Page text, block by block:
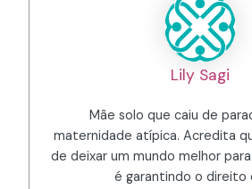
Lily Sagi
Mãe solo que caiu de
maternidade atípica. Acredita
de deixar um mundo melhor
é garantindo o direito